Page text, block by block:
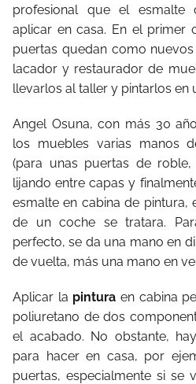
profesional que el
aplicar en casa. En el primer
puertas quedan como
lacador y restaurador de
llevarlos al taller y pintarlos en
Angel Osuna, con más 30
los muebles varias manos
(para unas puertas de
lijando entre capas y
esmalte en cabina de pintura,
de un coche se tratara.
perfecto, se da una mano en
de vuelta, más una mano en
Aplicar la pintura en cabina
poliuretano de dos
el acabado. No obstante,
para hacer en casa, por
puertas, especialmente si se